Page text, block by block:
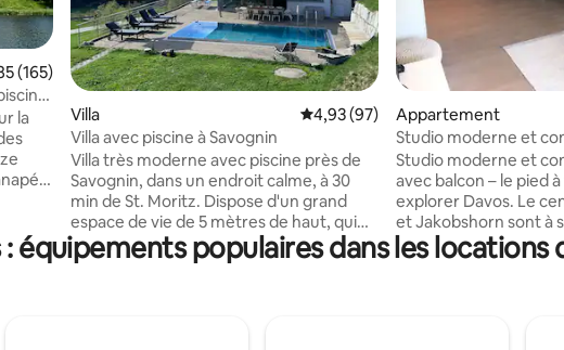
moyenne sur la base de 165 commentaires : 4,85 sur 5
(165)
la
de
Villa Évaluation moyenne sur la base
4,93 (97)
Villa avec piscine à Savognin
Villa très moderne avec piscine près de
Savognin, dans un endroit calme, à 30
min de St. Moritz. Dispose d'un grand
espace de vie de 5 mètres de haut, qui
dispose directement de la terrasse de
150 m2 avec chauffage solaire (de mai à
Appartement
Studio moderne et
du centre
Studio moderne et
avec balcon – le pied
explorer Davos. Le
et Jakobshorn sont à
10 minutes à pied. Cuisine entièrement
équipée, salle de bain
: équipements populaires dans les locations